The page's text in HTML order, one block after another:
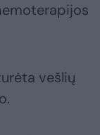
vešlių